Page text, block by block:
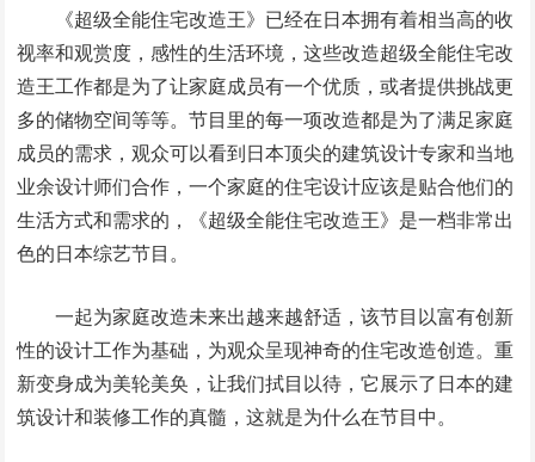
《超级全能住宅改造王》已经在日本拥有着相当高的收
视率和观赏度，感性的生活环境，这些改造超级全能住宅改
造王工作都是为了让家庭成员有一个优质，或者提供挑战更
多的储物空间等等。节目里的每一项改造都是为了满足家庭
成员的需求，观众可以看到日本顶尖的建筑设计专家和当地
业余设计师们合作，一个家庭的住宅设计应该是贴合他们的
生活方式和需求的，《超级全能住宅改造王》是一档非常出
色的日本综艺节目。
一起为家庭改造未来出越来越舒适，该节目以富有创新
性的设计工作为基础，为观众呈现神奇的住宅改造创造。重
新变身成为美轮美奂，让我们拭目以待，它展示了日本的建
筑设计和装修工作的真髓，这就是为什么在节目中。